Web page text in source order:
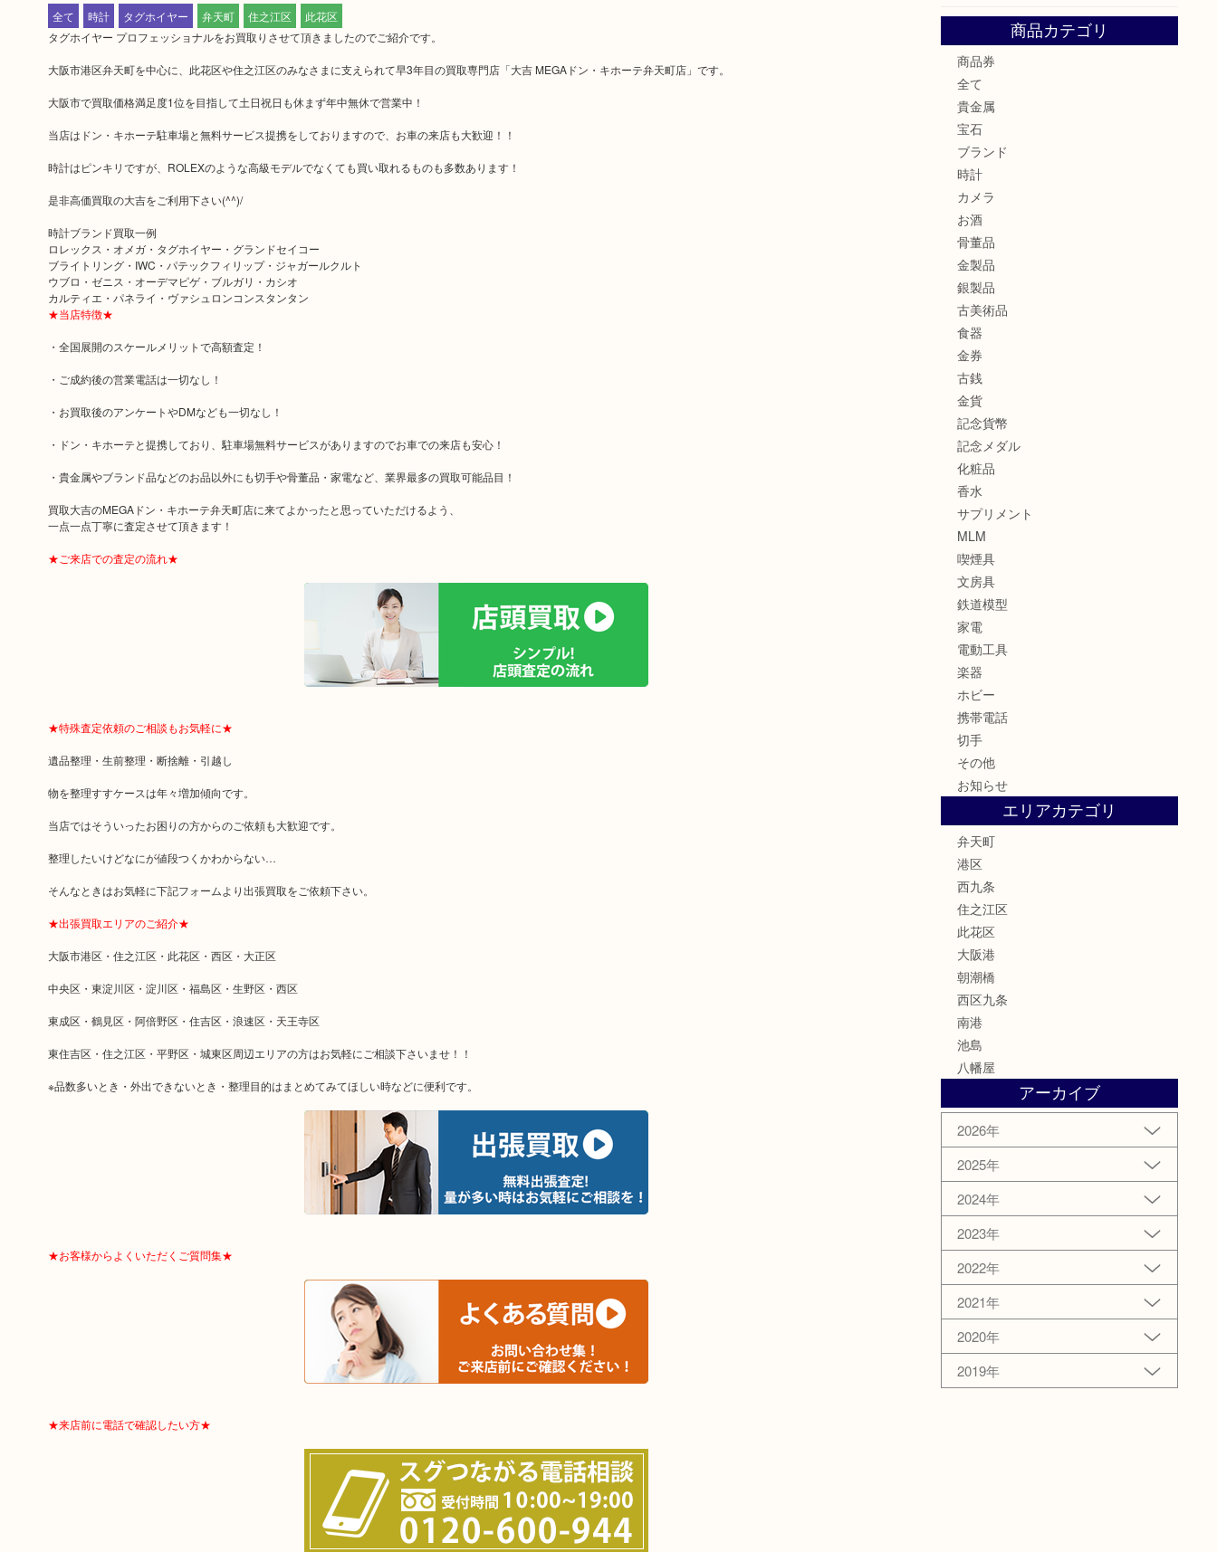
全て 時計 タグホイヤー 弁天町 住之江区
此花区
タグホイヤー プロフェッショナルをお買取りさせて頂きましたのでご紹介です。
大阪市港区弁天町を中心に、此花区や住之江区のみなさまに支えられて早3年目の買取専門店「大吉 MEGAドン・キホーテ弁天町店」です。
大阪市で買取価格満足度1位を目指して土日祝日も休まず年中無休で営業中！
当店はドン・キホーテ駐車場と無料サービス提携をしておりますので、お車の来店も大歓迎！！
時計はピンキリですが、ROLEXのような高級モデルでなくても買い取れるものも多数あります！
是非高価買取の大吉をご利用下さい(^^)/
時計ブランド買取一例
ロレックス・オメガ・タグホイヤー・グランドセイコー
ブライトリング・IWC・パテックフィリップ・ジャガールクルト
ウブロ・ゼニス・オーデマピゲ・ブルガリ・カシオ
カルティエ・パネライ・ヴァシュロンコンスタンタン
★当店特徴★
・全国展開のスケールメリットで高額査定！
・ご成約後の営業電話は一切なし！
・お買取後のアンケートやDMなども一切なし！
・ドン・キホーテと提携しており、駐車場無料サービスがありますのでお車での来店も安心！
・貴金属やブランド品などのお品以外にも切手や骨董品・家電など、業界最多の買取可能品目！
買取大吉のMEGAドン・キホーテ弁天町店に来てよかったと思っていただけるよう、
一点一点丁寧に査定させて頂きます！
★ご来店での査定の流れ★
★特殊査定依頼のご相談もお気軽に★
遺品整理・生前整理・断捨離・引越し
物を整理すすケースは年々増加傾向です。
当店ではそういったお困りの方からのご依頼も大歓迎です。
整理したいけどなにが値段つくかわからない…
そんなときはお気軽に下記フォームより出張買取をご依頼下さい。
★出張買取エリアのご紹介★
大阪市港区・住之江区・此花区・西区・大正区
中央区・東淀川区・淀川区・福島区・生野区・西区
東成区・鶴見区・阿倍野区・住吉区・浪速区・天王寺区
東住吉区・住之江区・平野区・城東区周辺エリアの方はお気軽にご相談下さいませ！！
※品数多いとき・外出できないとき・整理目的はまとめてみてほしい時などに便利です。
★お客様からよくいただくご質問集★
★来店前に電話で確認したい方★
商品カテゴリ
商品券
全て
貴金属
宝石
ブランド
時計
カメラ
お酒
骨董品
金製品
銀製品
古美術品
食器
金券
古銭
金貨
記念貨幣
記念メダル
化粧品
香水
サプリメント
MLM
喫煙具
文房具
鉄道模型
家電
電動工具
楽器
ホビー
携帯電話
切手
その他
お知らせ
エリアカテゴリ
弁天町
港区
西九条
住之江区
此花区
大阪港
朝潮橋
西区九条
南港
池島
八幡屋
アーカイブ
2026年
2025年
2024年
2023年
2022年
2021年
2020年
2019年